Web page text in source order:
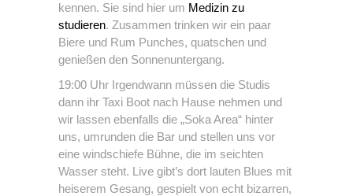
kennen. Sie sind hier um Medizin zu
studieren. Zusammen trinken wir ein paar
Biere und Rum Punches, quatschen und
genießen den Sonnenuntergang.
19:00 Uhr Irgendwann müssen die Studis
dann ihr Taxi Boot nach Hause nehmen und
wir lassen ebenfalls die „Soka Area“ hinter
uns, umrunden die Bar und stellen uns vor
eine windschiefe Bühne, die im seichten
Wasser steht. Live gibt’s dort lauten Blues mit
heiserem Gesang, gespielt von echt bizarren,